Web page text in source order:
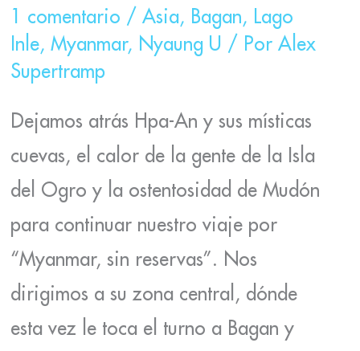
1 comentario / Asia, Bagan, Lago
Inle, Myanmar, Nyaung U / Por Alex
Supertramp
Dejamos atrás Hpa-An y sus místicas
cuevas, el calor de la gente de la Isla
del Ogro y la ostentosidad de Mudón
para continuar nuestro viaje por
“Myanmar, sin reservas”. Nos
dirigimos a su zona central, dónde
esta vez le toca el turno a Bagan y